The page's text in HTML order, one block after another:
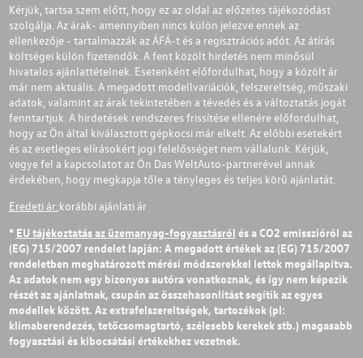
Kérjük, tartsa szem előtt, hogy ez az oldal az előzetes tájékozódást
szolgálja. Az árak- amennyiben nincs külön jelezve ennek az
ellenkezője - tartalmazzák az ÁFÁ-t és a regisztrációs adót. Az átírás
költségei külön fizetendők. A fent közölt hirdetés nem minősül
hivatalos ajánlattételnek. Esetenként előfordulhat, hogy a közölt ár
már nem aktuális. A megadott modellvariációk, felszereltség, műszaki
adatok, valamint az árak tekintetében a tévedés és a változtatás jogát
fenntartjuk. A hirdetések rendszeres frissítése ellenére előfordulhat,
hogy az Ön által kiválasztott gépkocsi már elkelt. Az előbbi esetekért
és az esetleges elírásokért jogi felelősséget nem vállalunk. Kérjük,
vegye fel a kapcsolatot az Ön Das WeltAuto-partnerével annak
érdekében, hogy megkapja tőle a tényleges és teljes körű ajánlatát.
Eredeti ár:korábbi ajánlati ár
* EU tájékoztatás az üzemanyag-fogyasztásról és a CO2 emisszióról az
(EG) 715/2007 rendelet lapján: A megadott értékek az (EG) 715/2007
rendeletben meghatározott mérési módszerekkel lettek megállapítva.
Az adatok nem egy bizonyos autóra vonatkoznak, és így nem képezik
részét az ajánlatnak, csupán az összehasonlítást segítik az egyes
modellek között. Az extrafelszereltségek, tartozékok (pl:
klímaberendezés, tetőcsomagtartó, szélesebb kerekek stb.) magasabb
fogyasztási és kibocsátási értékekhez vezetnek.